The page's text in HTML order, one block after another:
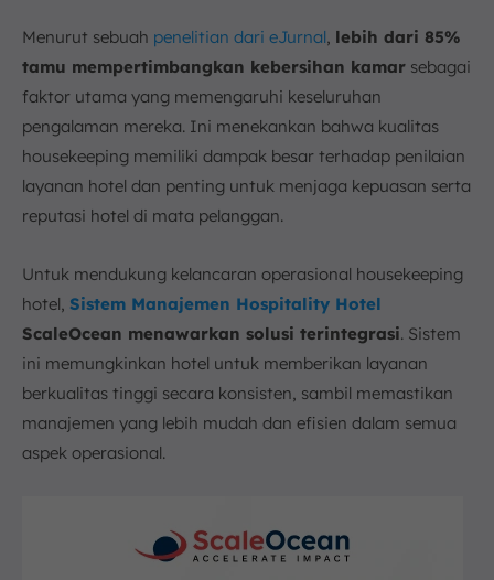
Menurut sebuah penelitian dari eJurnal lebih dari 85%
tamu mempertimbangkan kebersihan kamar sebagai
faktor utama yang memengaruhi keseluruhan
pengalaman mereka. Ini menekankan bahwa kualitas
housekeeping memiliki dampak besar terhadap penilaian
layanan hotel dan penting untuk menjaga kepuasan serta
reputasi hotel di mata pelanggan.
Untuk mendukung kelancaran operasional housekeeping
hotel, Sistem Manajemen Hospitality Hotel
ScaleOcean menawarkan solusi terintegrasi. Sistem
ini memungkinkan hotel untuk memberikan layanan
berkualitas tinggi secara konsisten, sambil memastikan
manajemen yang lebih mudah dan efisien dalam semua
aspek operasional.